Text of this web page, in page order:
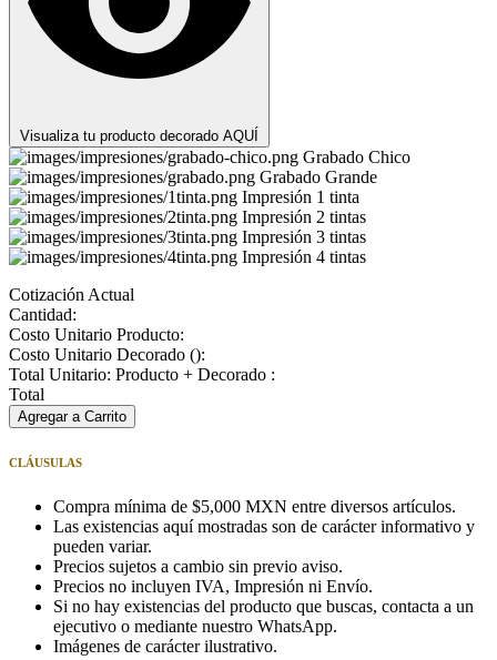
Visualiza tu producto decorado AQUÍ
Grabado Chico
Grabado Grande
Impresión 1 tinta
Impresión 2 tintas
Impresión 3 tintas
Impresión 4 tintas
Cotización Actual
Cantidad:
Costo Unitario Producto:
Costo Unitario Decorado ():
Total Unitario: Producto + Decorado :
Total
Agregar a Carrito
CLÁUSULAS
Compra mínima de $5,000 MXN entre diversos artículos.
Las existencias aquí mostradas son de carácter informativo y
pueden variar.
Precios sujetos a cambio sin previo aviso.
Precios no incluyen IVA, Impresión ni Envío.
Si no hay existencias del producto que buscas, contacta a un
ejecutivo o mediante nuestro WhatsApp.
Imágenes de carácter ilustrativo.